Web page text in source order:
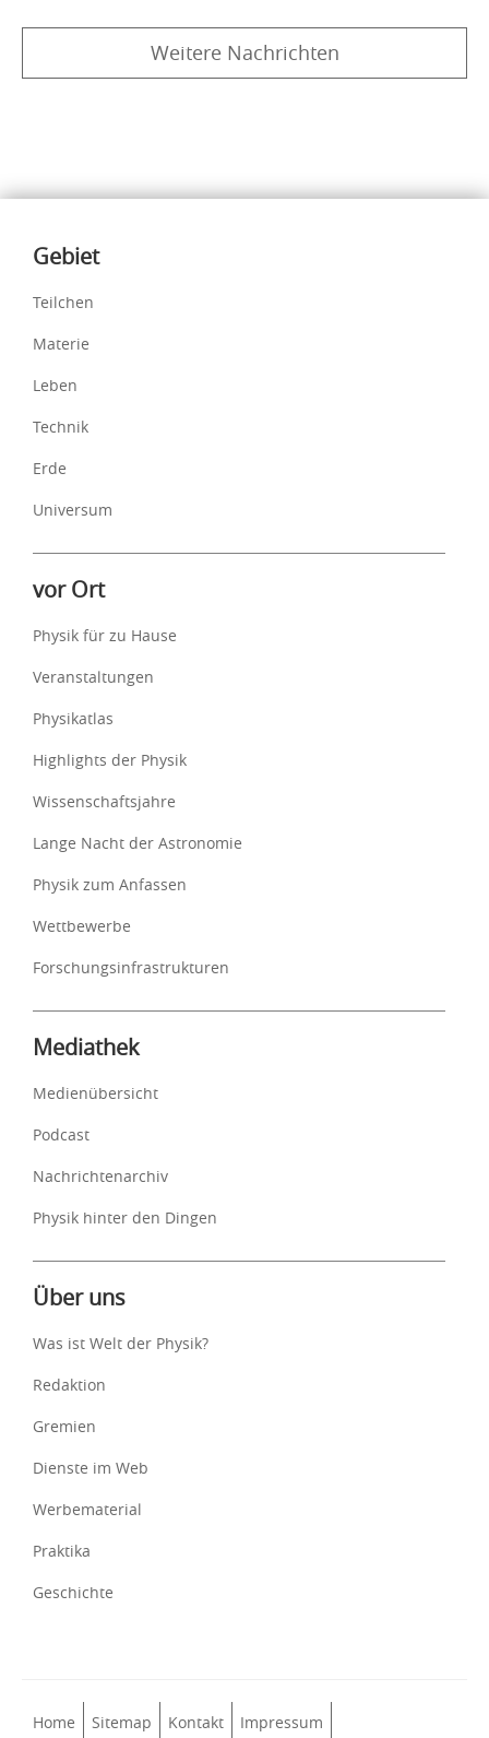
Weitere Nachrichten
Inhalte
Gebiet
Teilchen
Materie
Leben
Technik
Erde
Universum
vor Ort
Physik für zu Hause
Veranstaltungen
Physikatlas
Highlights der Physik
Wissenschaftsjahre
Lange Nacht der Astronomie
Physik zum Anfassen
Wettbewerbe
Forschungsinfrastrukturen
Mediathek
Medienübersicht
Podcast
Nachrichtenarchiv
Physik hinter den Dingen
Über uns
Was ist Welt der Physik?
Redaktion
Gremien
Dienste im Web
Werbematerial
Praktika
Geschichte
Home Sitemap Kontakt Impressum